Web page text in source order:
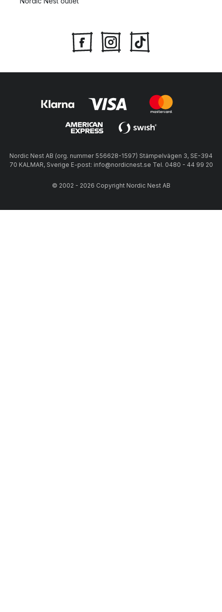
Nordic Nest AB (org. nummer 556628-1597) Stämpelvägen 3, SE-394
70 KALMAR, Sverige E-post: info@nordicnest.se Tel. 0480 - 44 99 20
© 2002 - 2026 Copyright Nordic Nest AB